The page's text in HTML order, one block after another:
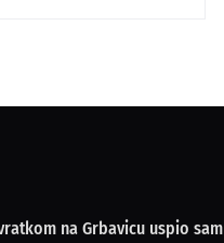
na Grbavicu uspio sam